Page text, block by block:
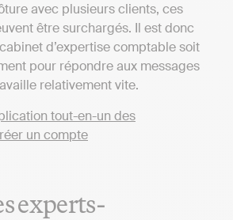
avec plusieurs clients, ces
être surchargés. Il est donc
d’expertise comptable soit
pour répondre aux messages
relativement vite.
experts-